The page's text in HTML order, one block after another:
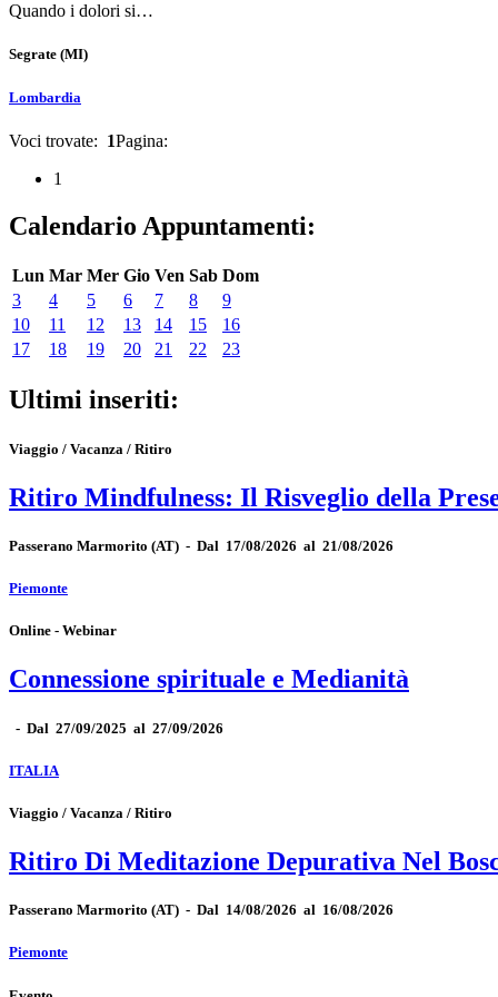
Quando i dolori si…
Segrate (MI)
Lombardia
Voci trovate: 1Pagina:
1
Calendario Appuntamenti:
Lun Mar Mer Gio Ven Sab Dom
3
4 5 6 7 8
9
10
11 12 13 14 15
16
17
18 19 20 21 22 23
Ultimi inseriti:
Viaggio / Vacanza / Ritiro
Ritiro Mindfulness: Il Risveglio della
Passerano Marmorito (AT) - Dal 17/08/2026 al 21/08/2026
Piemonte
Online - Webinar
Connessione spirituale e Medianità
- Dal 27/09/2025 al 27/09/2026
ITALIA
Viaggio / Vacanza / Ritiro
Ritiro Di Meditazione Depurativa Nel
Passerano Marmorito (AT) - Dal 14/08/2026 al 16/08/2026
Piemonte